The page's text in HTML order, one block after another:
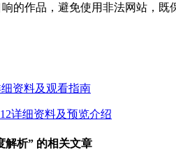
的作品，避免使用非法网站，既
资料及观看指南
详细资料及预览介绍
解析” 的相关文章